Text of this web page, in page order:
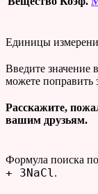
Единицы
Введите
можете поправить
Расскажите,
вашим друзьям.
Формула поиска
+ 3NaCl .